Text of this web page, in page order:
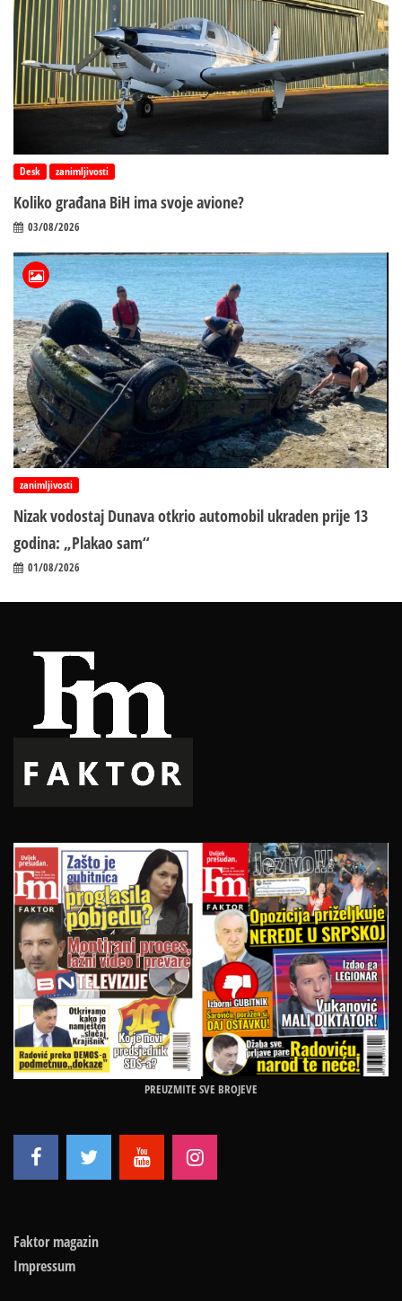
Desk zanimljivosti
Koliko građana BiH ima svoje avione?
03/08/2026
zanimljivosti
Nizak vodostaj Dunava otkrio automobil ukraden prije 13
godina: „Plakao sam“
01/08/2026
PREUZMITE SVE BROJEVE
Faktor magazin
Impressum